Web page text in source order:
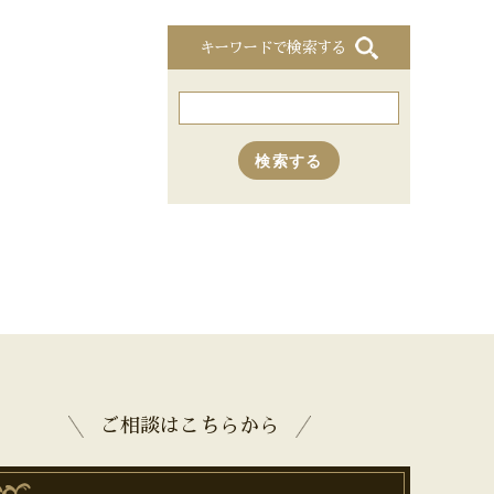
キーワードで検索する
ご相談はこちらから